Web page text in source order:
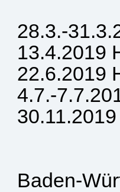
28.3.-
13.4.2019
22.6.2019
4.7.-
Baden-